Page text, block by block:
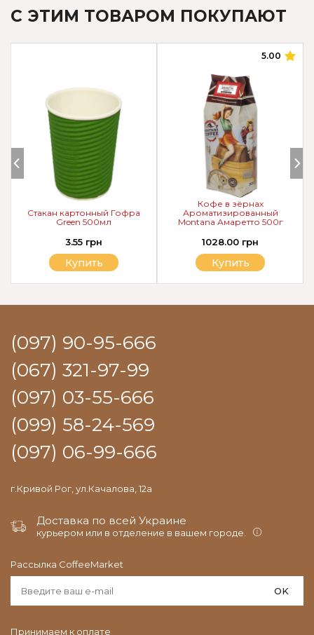
С ЭТИМ ТОВАРОМ ПОКУПАЮТ
5.00
Кофе в зёрнах
Ароматизированный
Montana Амаретто 500г
1028.00 грн
Купить
Стакан картонный Гофра
Green 500мл
3.55 грн
Купить
(097) 90-95-666
(067) 321-97-99
(097) 03-55-666
(099) 58-24-569
(097) 06-99-666
г.Кривой Рог, ул.Качалова, 12а
Доставка по всей Украине
курьером или в отделение в вашем городе.
Рассылка CoffeeMarket
OK
Принимаем к оплате